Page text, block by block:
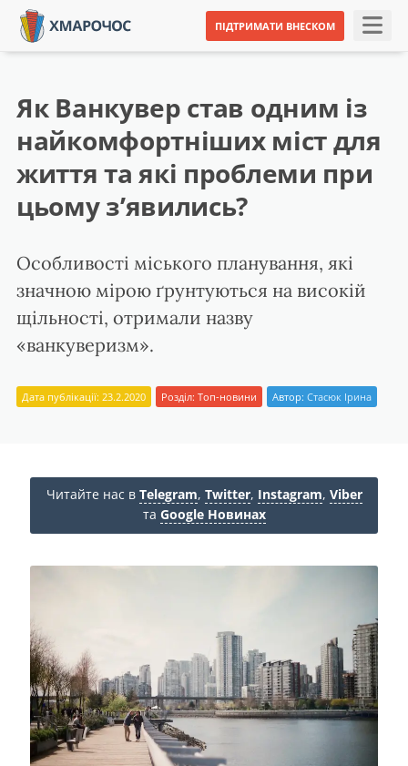
ПІДТРИМАТИ ВНЕСКОМ
Як Ванкувер став одним із
найкомфортніших міст для
життя та які проблеми при
цьому з’явились?
Особливості міського планування, які
значною мірою ґрунтуються на високій
щільності, отримали назву
«ванкуверизм».
Дата публікації: 23.2.2020 Розділ: Топ-новини Автор: Стасюк Ірина
Читайте нас в Telegram, Twitter, Instagram, Viber
та Google Новинах